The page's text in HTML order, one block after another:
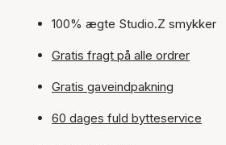
100% ægte Studio.Z smykker
Gratis fragt på alle ordrer
Gratis gaveindpakning
60 dages fuld bytteservice